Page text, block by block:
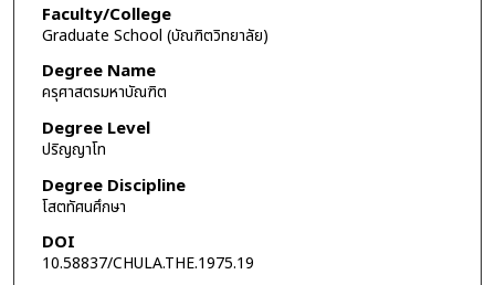
Faculty/College
Graduate School (บัณฑิตวิทยาลัย)
Degree Name
ครุศาสตรมหาบัณฑิต
Degree Level
ปริญญาโท
Degree Discipline
โสตทัศนศึกษา
DOI
10.58837/CHULA.THE.1975.19